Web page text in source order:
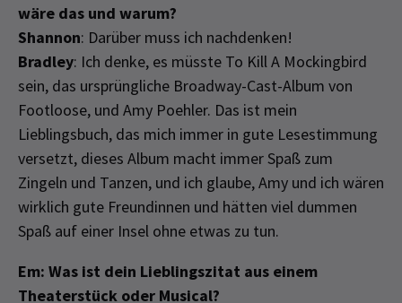
wäre das und warum?
Shannon: Darüber muss ich nachdenken!
Bradley: Ich denke, es müsste To Kill A Mockingbird
sein, das ursprüngliche Broadway-Cast-Album von
Footloose, und Amy Poehler. Das ist mein
Lieblingsbuch, das mich immer in gute Lesestimmung
versetzt, dieses Album macht immer Spaß zum
Zingeln und Tanzen, und ich glaube, Amy und ich wären
wirklich gute Freundinnen und hätten viel dummen
Spaß auf einer Insel ohne etwas zu tun.
Em: Was ist dein Lieblingszitat aus einem
Theaterstück oder Musical?